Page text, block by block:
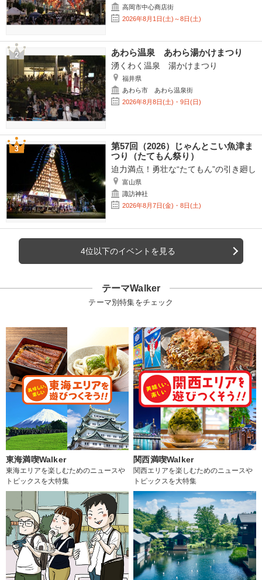
高岡市中心商店街
2026年8月1日(土)～8日(土)
あわら温泉 あわら湯かけまつり
湧くわく温泉 湯かけまつり
福井県
あわら市 あわら温泉街
2026年8月8日(土)・9日(日)
第57回（2026）じゃんとこい魚津ま
つり（たてもん祭り）
迫力満点！勇壮な“たてもん”の引き廻し
富山県
諏訪神社
2026年8月7日(金)・8日(土)
4位以下のイベントを見る
テーマWalker
テーマ別特集をチェック
東海満喫Walker
東海エリアを楽しむためのニュースや
トピックスを大特集
関西満喫Walker
関西エリアを楽しむためのニュースや
トピックスを大特集